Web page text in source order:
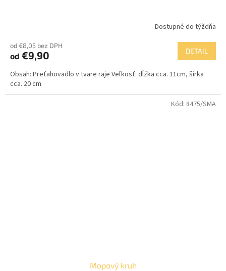
produktu
je
z
5
hviezdičiek.
Dostupné do týždňa
od €8,05 bez DPH
od €9,90 DETAIL
Obsah: Preťahovadlo v tvare raje Veľkosť: dĺžka cca. 11cm, šírka
cca. 20 cm
Mopový kruh
Kód: 8475/SMA